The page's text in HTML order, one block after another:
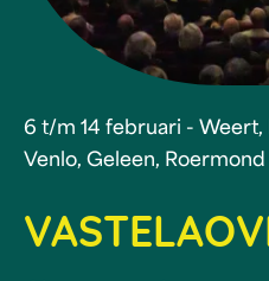
6 t/m 14 februari - Weert,
Venlo, Geleen,